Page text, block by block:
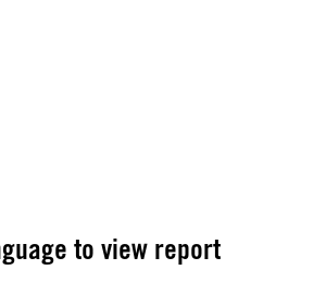
to view report